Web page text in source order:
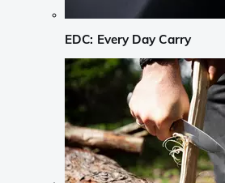
EDC: Every Day Carry